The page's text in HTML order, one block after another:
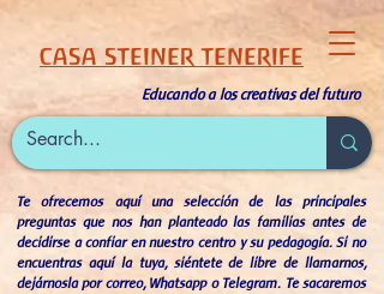
CASA STEINER TENERIFE
Educando a los creativas del futuro
Te ofrecemos aquí una selección de las principales
preguntas que nos han planteado las familias antes de
decidirse a confiar en nuestro centro y su pedagogía. Si no
encuentras aquí la tuya, siéntete de libre de llamarnos,
dejárnosla por correo, Whatsapp o Telegram. Te sacaremos